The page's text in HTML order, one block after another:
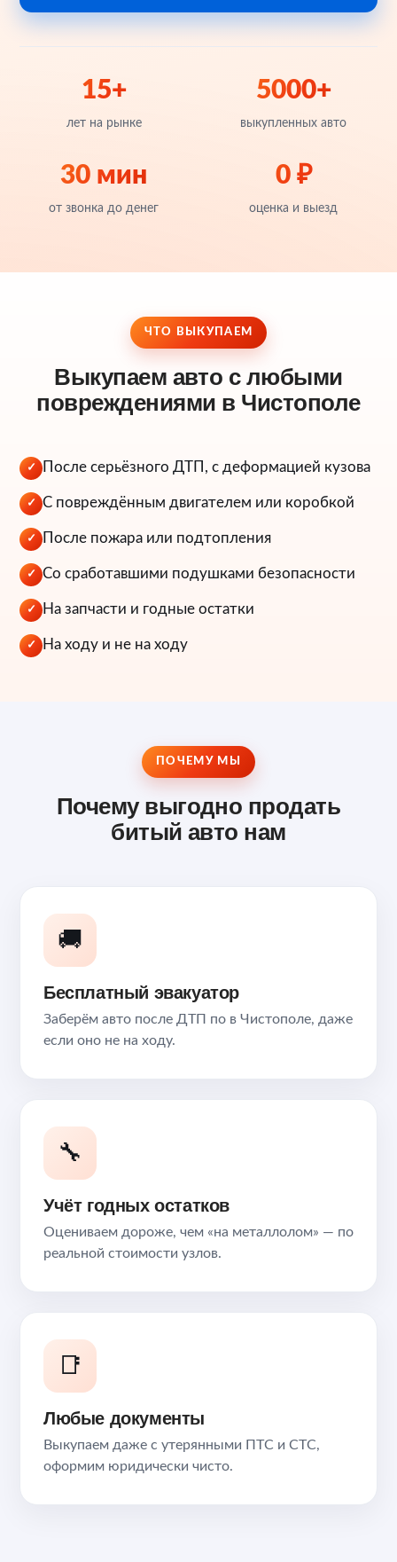
15+
лет на рынке
5000+
выкупленных авто
30 мин
от звонка до денег
0 ₽
оценка и выезд
ЧТО ВЫКУПАЕМ
Выкупаем авто с любыми
повреждениями в Чистополе
✓ После серьёзного ДТП, с деформацией кузова
✓ С повреждённым двигателем или коробкой
✓ После пожара или подтопления
✓ Со сработавшими подушками безопасности
✓ На запчасти и годные остатки
✓ На ходу и не на ходу
ПОЧЕМУ МЫ
Почему выгодно продать
битый авто нам
🚚
Бесплатный эвакуатор
Заберём авто после ДТП по в Чистополе, даже
если оно не на ходу.
🔧
Учёт годных остатков
Оцениваем дороже, чем «на металлолом» — по
реальной стоимости узлов.
📑
Любые документы
Выкупаем даже с утерянными ПТС и СТС,
оформим юридически чисто.